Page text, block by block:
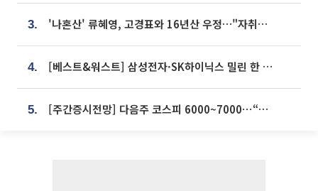
3. '나혼산' 류혜영, 고경표와 16년산 우정…"자취방서 부모님과 마주쳐"
4. [베스트&워스트] 삼성전자·SK하이닉스 밀린 한 주…상상인증권은 85% 급등
5. [주간증시전망] 다음주 코스피 6000~7000⋯“外人 수급은 정책이 변수”